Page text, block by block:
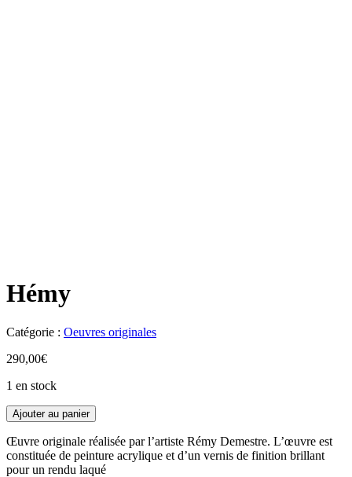
Hémy
Catégorie : Oeuvres originales
290,00€
1 en stock
Ajouter au panier
Œuvre originale réalisée par l’artiste Rémy Demestre. L’œuvre est
constituée de peinture acrylique et d’un vernis de finition brillant
pour un rendu laqué